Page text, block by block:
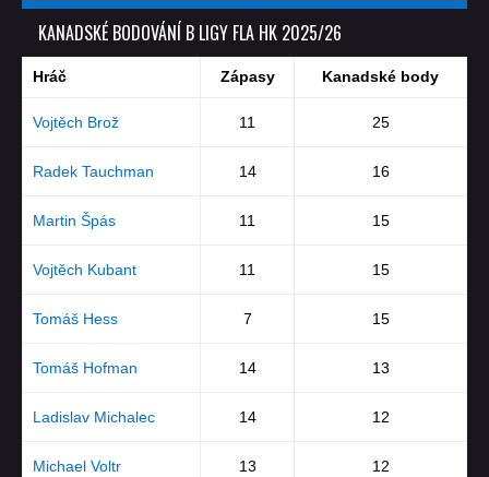
KANADSKÉ BODOVÁNÍ B LIGY FLA HK 2025/26
Hráč Zápasy Kanadské body
Vojtěch Brož 11 25
Radek Tauchman 14 16
Martin Špás 11 15
Vojtěch Kubant 11 15
Tomáš Hess 7 15
Tomáš Hofman 14 13
Ladislav Michalec 14 12
Michael Voltr 13 12